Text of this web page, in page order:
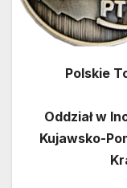
Polskie
Oddział w
Kujawsko-